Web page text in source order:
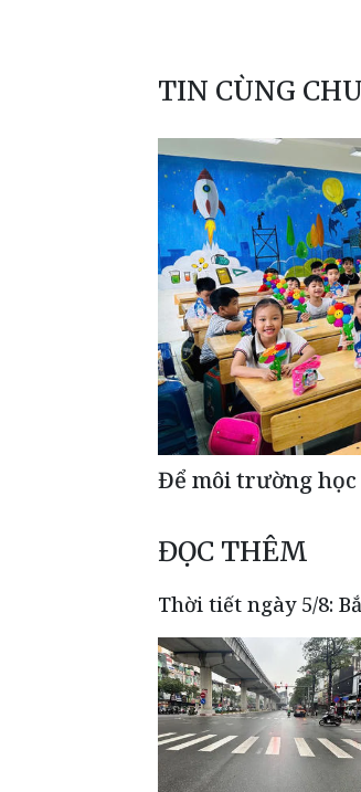
TIN CÙNG
Để môi trường học
ĐỌC THÊM
Thời tiết ngày 5/8: